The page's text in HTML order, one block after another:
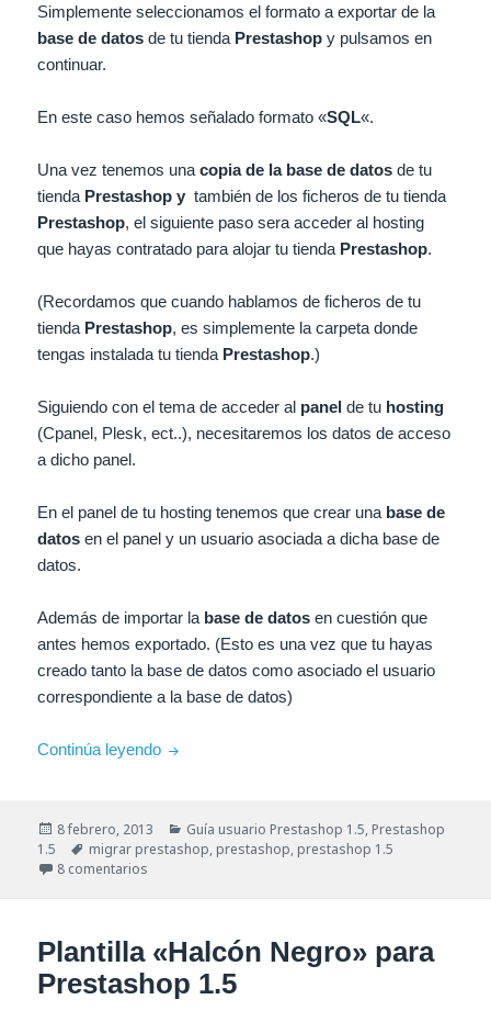
Simplemente seleccionamos el formato a exportar de la
base de datos de tu tienda Prestashop y pulsamos en
continuar.
En este caso hemos señalado formato «SQL«.
Una vez tenemos unacopia de la base de datos de tu
tienda Prestashop y también de los ficheros de tu tienda
Prestashop, el siguiente paso sera acceder al hosting
que hayas contratado para alojar tu tienda Prestashop.
(Recordamos que cuando hablamos de ficheros de tu
tienda Prestashop, es simplemente la carpeta donde
tengas instalada tu tienda Prestashop.)
Siguiendo con el tema de acceder al panel de tu hosting
(Cpanel, Plesk, ect..), necesitaremos los datos de acceso
a dicho panel.
En el panel de tu hosting tenemos que crear una base de
datos en el panel y un usuario asociada a dicha base de
datos.
Además de importar la base de datos en cuestión que
antes hemos exportado. (Esto es una vez que tu hayas
creado tanto la base de datos como asociado el usuario
correspondiente a la base de datos)
Continúa leyendo Guía – Migrar tu tienda de local a Internet
Publicado
8 febrero, 2013 Categorías
Guía usuario Prestashop 1.5, Prestashop
1.5
Etiquetas
migrar prestashop, prestashop, prestashop 1.5
8 comentarios
Plantilla «Halcón Negro» para
Prestashop 1.5